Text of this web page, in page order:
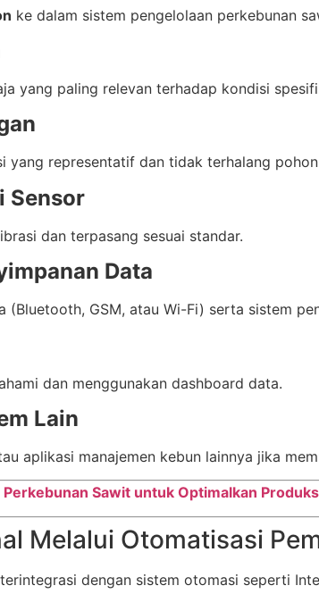
ke dalam sistem pengelolaan perkebunan
yang paling relevan terhadap kondisi
yang representatif dan tidak terhalang
Sensor
dan terpasang sesuai standar.
Data
(Bluetooth, GSM, atau Wi-Fi) serta sistem
dan menggunakan dashboard data.
Lain
aplikasi manajemen kebun lainnya jika
Sawit untuk Optimalkan
Melalui Otomatisasi
dengan sistem otomasi seperti